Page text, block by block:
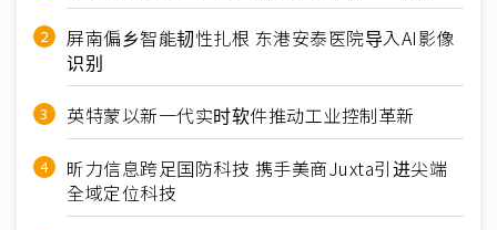
屏南偏乡智能韧性扎根 东港安泰医院导入AI影像
识别
英特蒙以新一代实时软件推动工业控制革新
昕力信息跨足国防科技 携手美商Juxta引进尖端
全域定位科技